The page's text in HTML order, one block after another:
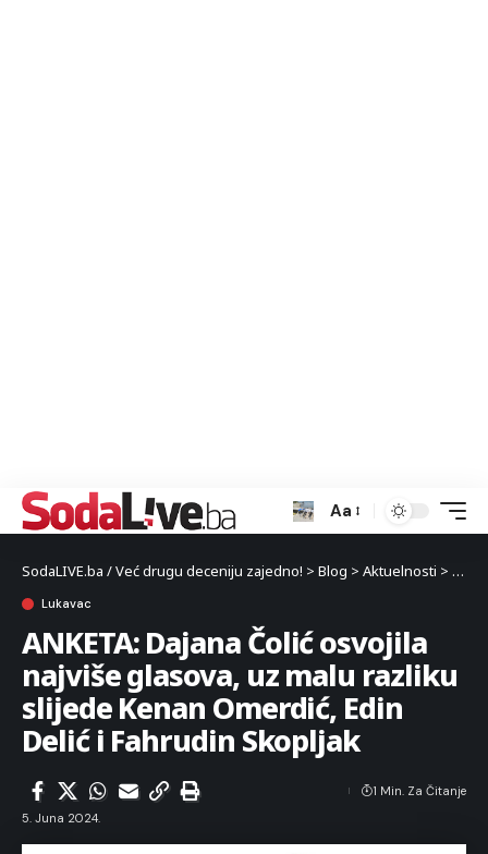
Aa
SodaLIVE.ba / Već drugu deceniju zajedno! > Blog > Aktuelnosti >
Lukavac
ANKETA: Dajana Čolić osvojila
najviše glasova, uz malu razliku
slijede Kenan Omerdić, Edin
Delić i Fahrudin Skopljak
5. Juna 2024.
1 Min. Za Čitanje